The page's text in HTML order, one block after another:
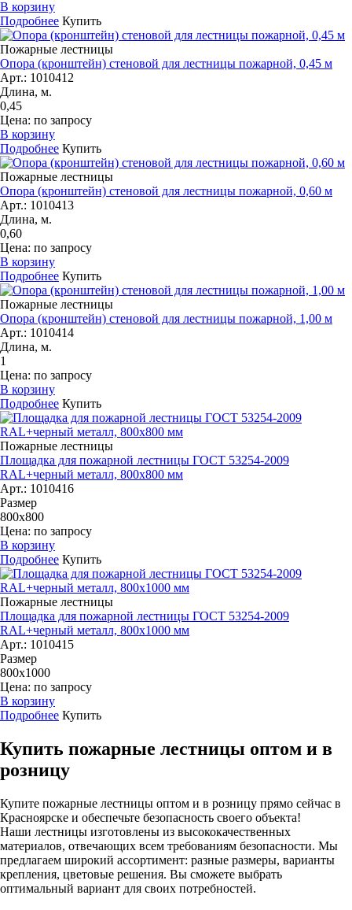
В корзину
Подробнее Купить
Пожарные лестницы
Опора (кронштейн) стеновой для лестницы пожарной, 0,45 м
Арт.: 1010412
Длина, м.
0,45
Цена: по запросу
В корзину
Подробнее Купить
Пожарные лестницы
Опора (кронштейн) стеновой для лестницы пожарной, 0,60 м
Арт.: 1010413
Длина, м.
0,60
Цена: по запросу
В корзину
Подробнее Купить
Пожарные лестницы
Опора (кронштейн) стеновой для лестницы пожарной, 1,00 м
Арт.: 1010414
Длина, м.
1
Цена: по запросу
В корзину
Подробнее Купить
Пожарные лестницы
Площадка для пожарной лестницы ГОСТ 53254-2009
RAL+черный металл, 800х800 мм
Арт.: 1010416
Размер
800х800
Цена: по запросу
В корзину
Подробнее Купить
Пожарные лестницы
Площадка для пожарной лестницы ГОСТ 53254-2009
RAL+черный металл, 800х1000 мм
Арт.: 1010415
Размер
800х1000
Цена: по запросу
В корзину
Подробнее Купить
Купить пожарные лестницы оптом и в
розницу
Купите пожарные лестницы оптом и в розницу прямо сейчас в
Красноярске и обеспечьте безопасность своего объекта!
Наши лестницы изготовлены из высококачественных
материалов, отвечающих всем требованиям безопасности. Мы
предлагаем широкий ассортимент: разные размеры, варианты
крепления, цветовые решения. Вы сможете выбрать
оптимальный вариант для своих потребностей.